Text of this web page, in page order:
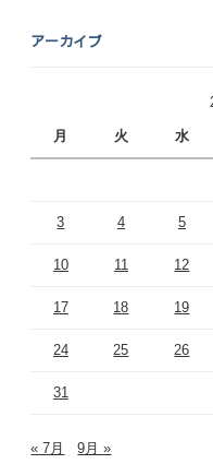
アーカイブ
月 火 水
3 4 5
10 11 12
17 18 19
24 25 26
31
« 7月 9月 »